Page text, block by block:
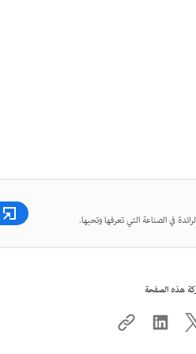
في الصناعة التي تعرفها وتحبها.
هذه الصفحة